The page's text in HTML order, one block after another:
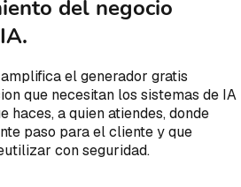
del negocio
el generador gratis
que necesitan los sistemas de IA
haces, a quien atiendes, donde
paso para el cliente y que
con seguridad.